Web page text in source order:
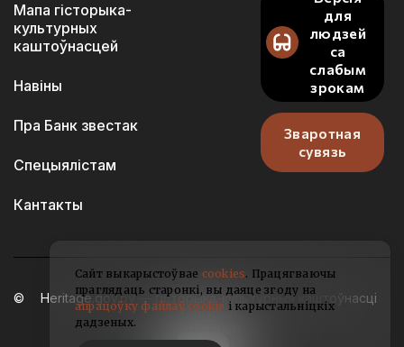
Мапа гісторыка-
культурных
каштоўнасцей
Навіны
Пра Банк звестак
Спецыялістам
Кантакты
для
людзей
са
слабым
зрокам
Зваротная
сувязь
Heritage.gov.by — гісторыка-культурныя каштоўнасці
Беларусі
Сайт выкарыстоўвае cookies. Працягваючы
праглядаць старонкі, вы даяце згоду на
апрацоўку файлаў cookie і карыстальніцкіх
дадзеных.